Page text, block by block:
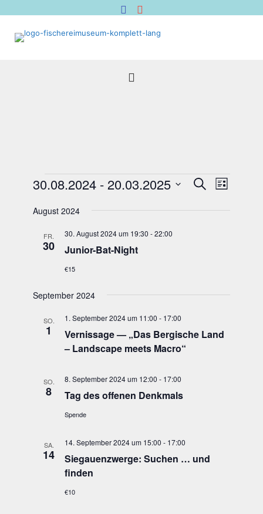
Veranstaltungen
Suche
und
SucheListe
30.08.2024 - 20.03.2025
wählen.
August 2024
FR.
30 Juni­or-Bat-Night
30. August 2024 um 19:30 -22:00
€15
September 2024
SO.
1
Ver­nis­sa­ge — „Das Ber­gi­sche Land
– Land­scape meets Macro“
1. September 2024 um 11:00 - 17:00
SO.
8 Tag des offe­nen Denkmals
8. September 2024 um 12:00 - 17:00
Spende
SA.
14
Sie­gau­enzwer­ge: Suchen … und
finden
14. September 2024 um 15:00 - 17:00
€10